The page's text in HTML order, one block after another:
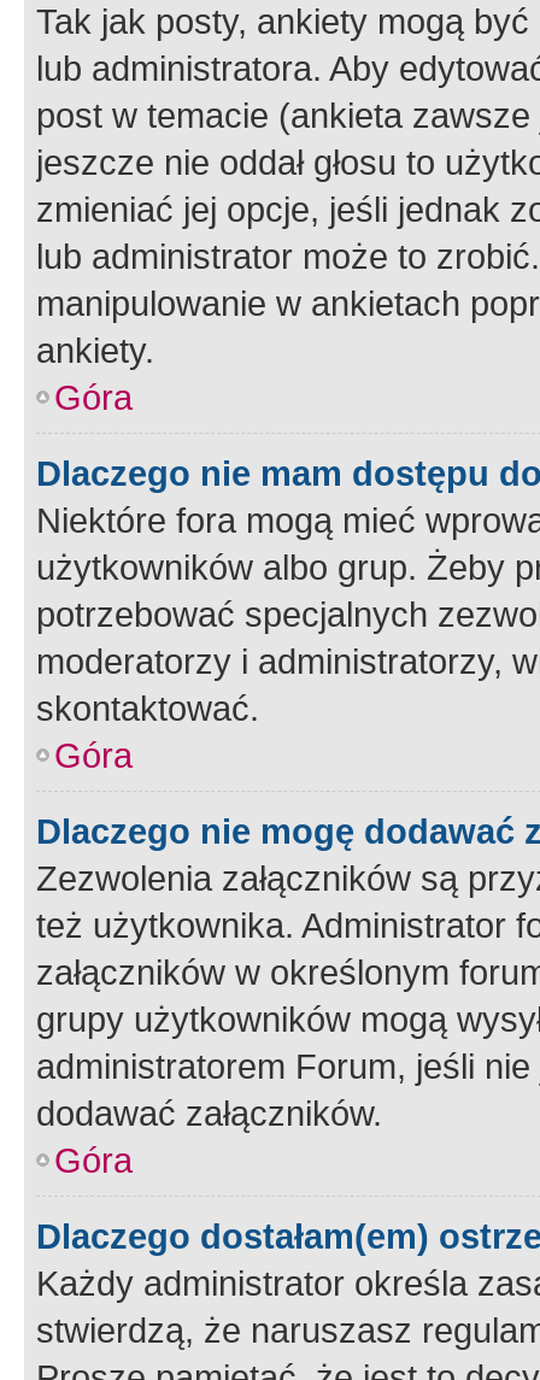
Tak jak posty, ankiety mogą
lub administratora. Aby
post w temacie (ankieta
jeszcze nie oddał głosu to
zmieniać jej opcje, jeśli jednak
lub administrator może to
manipulowanie w ankietach
ankiety.
Góra
Dlaczego nie mam dostępu
Niektóre fora mogą mieć
użytkowników albo grup. Żeby
potrzebować specjalnych
moderatorzy i administratorzy,
skontaktować.
Góra
Dlaczego nie mogę dodawać
Zezwolenia załączników są
też użytkownika. Administrator
załączników w określonym
grupy użytkowników mogą
administratorem Forum, jeśli
dodawać załączników.
Góra
Dlaczego dostałam(em)
Każdy administrator określa
stwierdzą, że naruszasz